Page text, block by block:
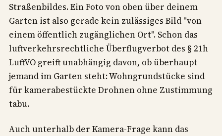
Straßenbildes. Ein Foto von oben über deinem
Garten ist also gerade kein zulässiges Bild "von
einem öffentlich zugänglichen Ort". Schon das
luftverkehrsrechtliche Überflugverbot des § 21h
LuftVO greift unabhängig davon, ob überhaupt
jemand im Garten steht: Wohngrundstücke sind
für kamerabestückte Drohnen ohne Zustimmung
tabu.
Auch unterhalb der Kamera-Frage kann das